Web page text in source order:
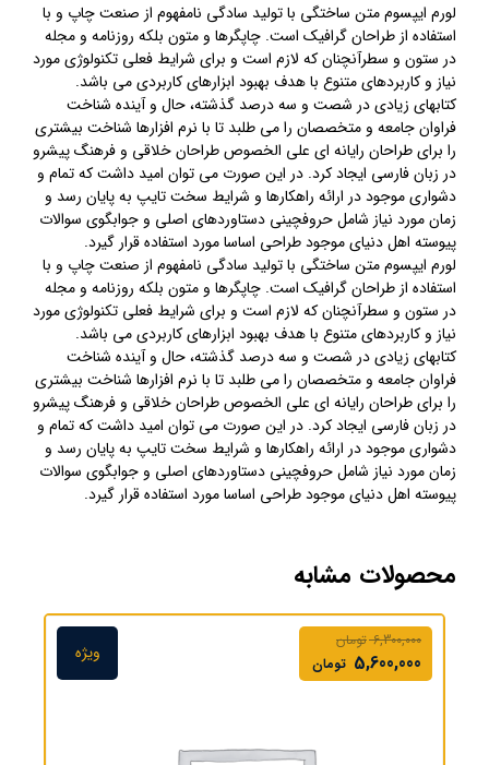
لورم ایپسوم متن ساختگی با تولید سادگی نامفهوم از صنعت چاپ و با
استفاده از طراحان گرافیک است. چاپگرها و متون بلکه روزنامه و مجله
در ستون و سطرآنچنان که لازم است و برای شرایط فعلی تکنولوژی مورد
نیاز و کاربردهای متنوع با هدف بهبود ابزارهای کاربردی می باشد.
کتابهای زیادی در شصت و سه درصد گذشته، حال و آینده شناخت
فراوان جامعه و متخصصان را می طلبد تا با نرم افزارها شناخت بیشتری
را برای طراحان رایانه ای علی الخصوص طراحان خلاقی و فرهنگ پیشرو
در زبان فارسی ایجاد کرد. در این صورت می توان امید داشت که تمام و
دشواری موجود در ارائه راهکارها و شرایط سخت تایپ به پایان رسد و
زمان مورد نیاز شامل حروفچینی دستاوردهای اصلی و جوابگوی سوالات
پیوسته اهل دنیای موجود طراحی اساسا مورد استفاده قرار گیرد.
لورم ایپسوم متن ساختگی با تولید سادگی نامفهوم از صنعت چاپ و با
استفاده از طراحان گرافیک است. چاپگرها و متون بلکه روزنامه و مجله
در ستون و سطرآنچنان که لازم است و برای شرایط فعلی تکنولوژی مورد
نیاز و کاربردهای متنوع با هدف بهبود ابزارهای کاربردی می باشد.
کتابهای زیادی در شصت و سه درصد گذشته، حال و آینده شناخت
فراوان جامعه و متخصصان را می طلبد تا با نرم افزارها شناخت بیشتری
را برای طراحان رایانه ای علی الخصوص طراحان خلاقی و فرهنگ پیشرو
در زبان فارسی ایجاد کرد. در این صورت می توان امید داشت که تمام و
دشواری موجود در ارائه راهکارها و شرایط سخت تایپ به پایان رسد و
زمان مورد نیاز شامل حروفچینی دستاوردهای اصلی و جوابگوی سوالات
پیوسته اهل دنیای موجود طراحی اساسا مورد استفاده قرار گیرد.
محصولات مشابه
ویژه
6,300,000 تومان
5,600,000 تومان